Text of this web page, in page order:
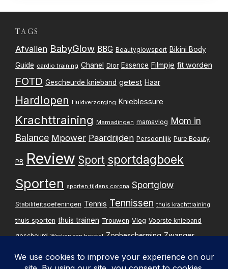
TAGS
Afvallen BabyGlow BBG Beautyglowsport Bikini Body
Guide cardio training Chanel Dior Essence Filmpje fit worden
FOTD Gescheurde knieband getest Haar
Hardlopen Huidverzorging Knieblessure
Krachttraining Mamadingen mamavlog Mom in
Balance Mpower Paardrijden Persoonlijk Pure Beauty
PR Review Sport sportdagboek
Sporten sporten tijdens corona Sportglow
Stabiliteitsoefeningen Tennis Tennissen thuis krachttraining
thuis sporten thuis trainen Trouwen Vlog Voorste knieband
gescheurd Werken aan herstel Zonbescherming Zwanger